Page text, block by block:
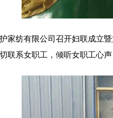
纺有限公司召开妇联成立暨
联系女职工，倾听女职工心